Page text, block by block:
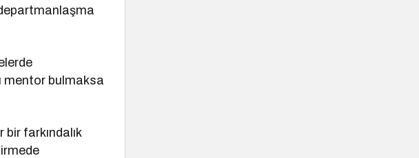
mentor bulmaksa
farkındalık